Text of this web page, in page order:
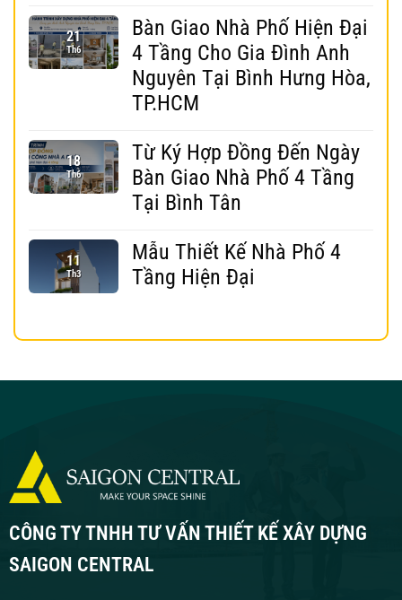
21
Th6
Bàn Giao Nhà Phố Hiện Đại
4 Tầng Cho Gia Đình Anh
Nguyên Tại Bình Hưng Hòa,
TP.HCM
18
Th6
Từ Ký Hợp Đồng Đến Ngày
Bàn Giao Nhà Phố 4 Tầng
Tại Bình Tân
11
Th3
Mẫu Thiết Kế Nhà Phố 4
Tầng Hiện Đại
CÔNG TY TNHH TƯ VẤN THIẾT KẾ XÂY DỰNG
SAIGON CENTRAL